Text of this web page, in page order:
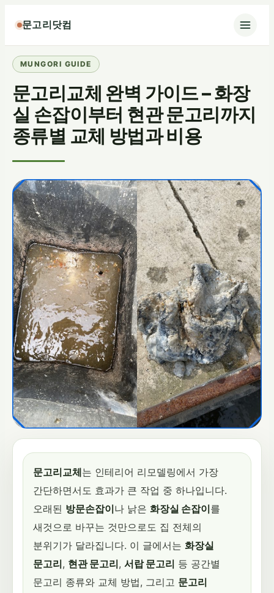
츠
로
로
문고리닷컴
문고리교체 완벽 가이드 – 화장
실 손잡이부터 현관 문고리까지
종류별 교체 방법과 비용
문고리교체는 인테리어 리모델링에서 가장
간단하면서도 효과가 큰 작업 중 하나입니다.
오래된 방문손잡이나 낡은 화장실 손잡이를
새것으로 바꾸는 것만으로도 집 전체의
분위기가 달라집니다. 이 글에서는 화장실
문고리, 현관 문고리, 서랍 문고리 등 공간별
문고리 종류와 교체 방법, 그리고 문고리